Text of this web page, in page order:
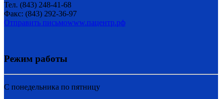
Тел. (843) 248-41-68
Факс: (843) 292-36-97
Отправить письмоwww.пацентр.рф
Режим работы
C понедельника по пятницу